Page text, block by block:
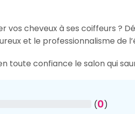
vos cheveux à ses coiffeurs ?
et le professionnalisme de
toute confiance le salon qui
(0)